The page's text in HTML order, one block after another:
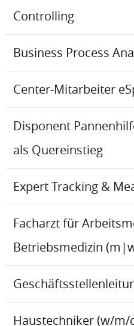
Controlling
Business Process
Center-Mitarbeiter
Disponent
als Quereinstieg
Expert Tracking &
Facharzt für
Betriebsmedizin
Haustechniker (w/m/